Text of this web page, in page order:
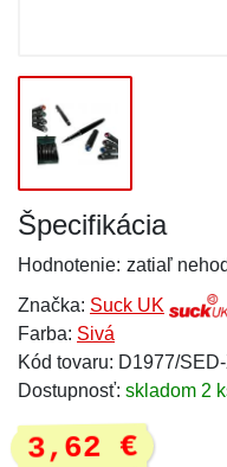
Špecifikácia
Hodnotenie: zatiaľ
Značka: Suck UK
Farba: Sivá
Kód tovaru: D1977/
Dostupnosť: skladom 2
3,62 €